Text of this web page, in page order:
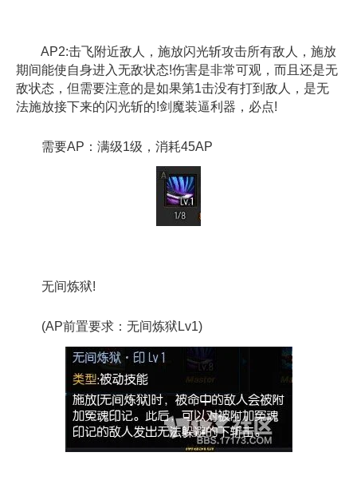
AP2:击飞附近敌人，施放闪光斩攻击所有敌人，施放
期间能使自身进入无敌状态!伤害是非常可观，而且还是无
敌状态，但需要注意的是如果第1击没有打到敌人，是无
法施放接下来的闪光斩的!剑魔装逼利器，必点!
需要AP：满级1级，消耗45AP
无间炼狱!
(AP前置要求：无间炼狱Lv1)